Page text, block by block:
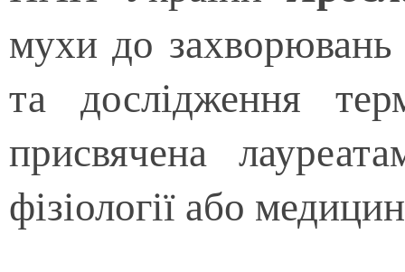
мухи до захворювань
та дослідження
присвячена
фізіології або